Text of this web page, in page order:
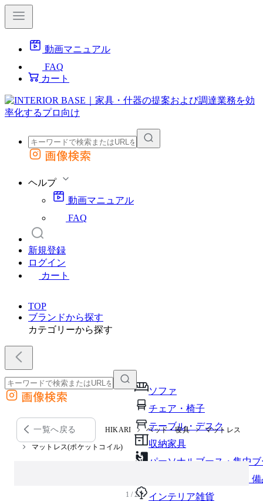
動画マニュアル
FAQ
カート
外部サイトの商品をカートに追加
画像検索
ヘルプ
動画マニュアル
FAQ
新規登録
ログイン
カート
TOP
ブランドから探す
カテゴリーから探す
ソファ
チェア・椅子
テーブル・デスク
収納家具
パーソナルブース・集中
オフィスアクセサリー・
インテリア雑貨
外部サイトの商品をカートに追加
他のサイトで見つけた商品ページのURLを貼り付けて、カートに追加できます
画像検索
一覧へ戻る HIKARI ベッド・寝具 マットレス
マットレス(ポケットコイル)
1 / 2